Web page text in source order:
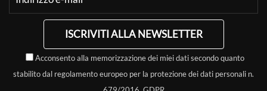
ISCRIVITI ALLA NEWSLETTER
Acconsento alla memorizzazione dei miei dati secondo quanto
stabilito dal regolamento europeo per la protezione dei dati personali n.